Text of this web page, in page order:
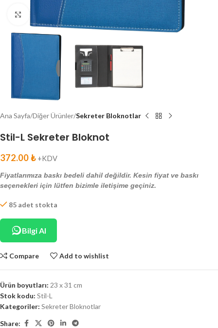
Click to enlarge
Ana Sayfa Diğer Ürünler Sekreter Bloknotlar
Stil-L Sekreter Bloknot
372.00₺ +KDV
Fiyatlarımıza baskı bedeli dahil değildir. Kesin fiyat ve baskı
seçenekleri için lütfen bizimle iletişime geçiniz.
85 adet stokta
Bilgi Al
Compare Add to wishlist
Ürün boyutları: 23 x 31 cm
Stok kodu: Stil-L
Kategoriler: Sekreter Bloknotlar
Share: